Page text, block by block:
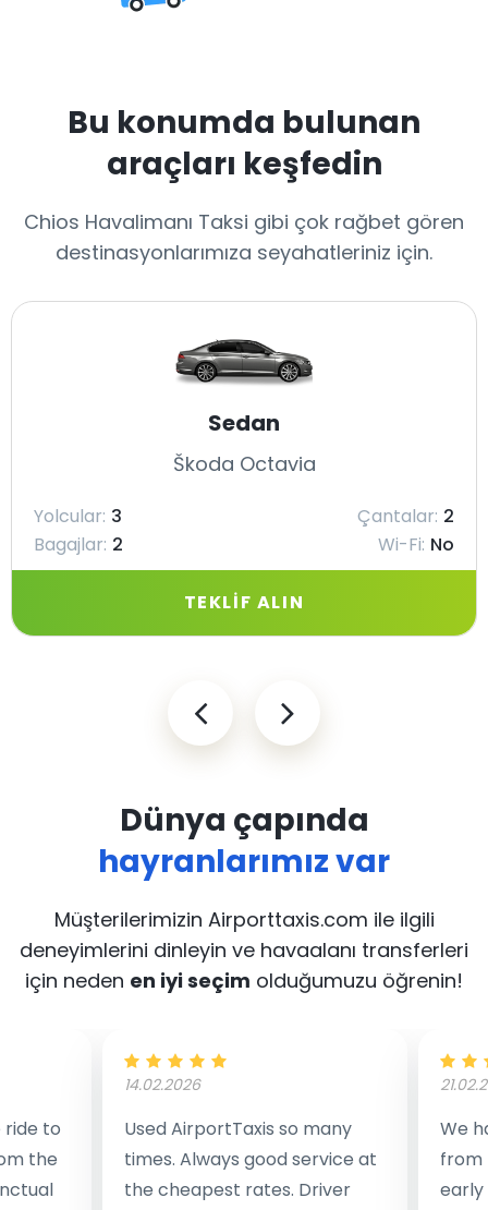
Bu konumda bulunan
araçları keşfedin
Chios Havalimanı Taksi gibi çok rağbet gören
destinasyonlarımıza seyahatleriniz için.
Sedan
Škoda Octavia
Yolcular: 3 Çantalar: 2
Bagajlar: 2 Wi-Fi: No
TEKLIF ALIN
Dünya çapında
hayranlarımız var
Müşterilerimizin Airporttaxis.com ile ilgili
deneyimlerini dinleyin ve havaalanı transferleri
için neden en iyi seçim olduğumuzu öğrenin!
to
the
14.02.2026
Used AirportTaxis so many
times. Always good service at
the cheapest rates. Driver
We
from
early